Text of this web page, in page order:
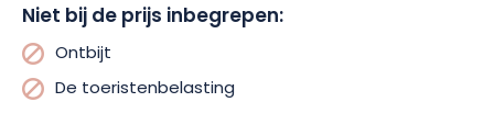
Niet bij de prijs inbegrepen:
Ontbijt
De toeristenbelasting